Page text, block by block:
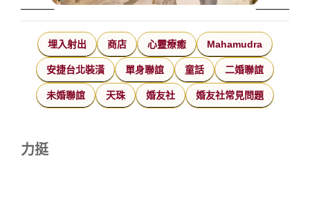
埋入射出 商店 心靈療癒 Mahamudra
安捷台北裝潢 單身聯誼 童話 二婚聯誼
未婚聯誼 天珠 婚友社 婚友社常見問題
力挺